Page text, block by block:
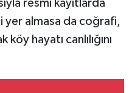
resmi kayıtlarda
yer almasa da coğrafi,
hayatı canlılığını